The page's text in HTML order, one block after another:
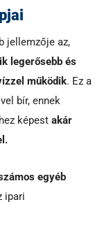
jellemzője az,
legerősebb és
működik. Ez a
bír, ennek
képest akár
egyéb
ipari